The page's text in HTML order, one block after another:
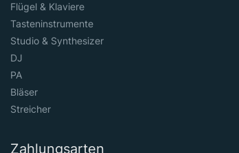
Flügel & Klaviere
Tasteninstrumente
Studio & Synthesizer
DJ
PA
Bläser
Streicher
Zahlungsarten